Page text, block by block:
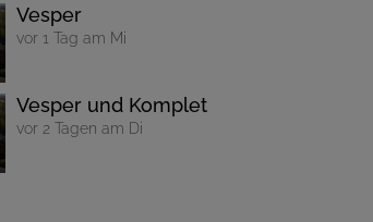
Vesper
vor 1 Tag am Mi
Vesper und Komplet
vor 2 Tagen am Di